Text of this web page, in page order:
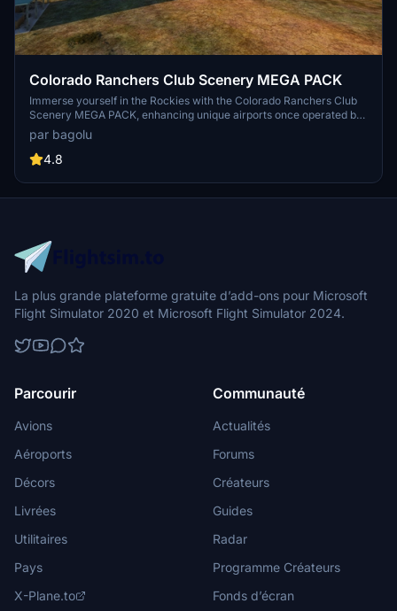
Colorado Ranchers Club Scenery MEGA PACK
Immerse yourself in the Rockies with the Colorado Ranchers Club
Scenery MEGA PACK, enhancing unique airports once operated by
the Colorado Ranchers Club from FSEconomy. Explore scenic
destinations like Redlands, Aspen, and Crested Butte, each offering
a different Ranchers Club experience. Discover a blend of luxury,
riding to skiing. Ensure an optimal experience by using Daves
Crooked Library for full scenery immersion.
par bagolu
4.8
La plus grande plateforme gratuite d’add-ons pour Microsoft
Flight Simulator 2020 et Microsoft Flight Simulator 2024.
Parcourir
Avions
Aéroports
Décors
Livrées
Utilitaires
Pays
X-Plane.to
Communauté
Actualités
Forums
Créateurs
Guides
Radar
Programme Créateurs
Fonds d’écran